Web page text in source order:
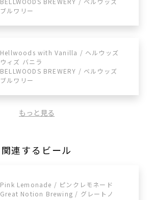
ブルワリー
Hellwoods with Vanilla / ヘルウッズ
ウィズ バニラ
BELLWOODS BREWERY / ベルウッズ
ブルワリー
もっと見る
関連するビール
Pink Lemonade / ピンクレモネード
Great Notion Brewing / グレートノ